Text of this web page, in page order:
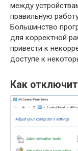
между
правильную
Большинство
для корректной
привести к
доступе к
Как